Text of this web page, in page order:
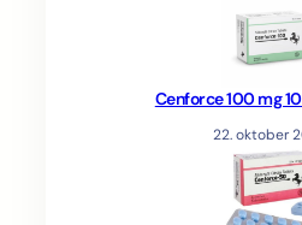
Cenforce 100 mg
22. oktober